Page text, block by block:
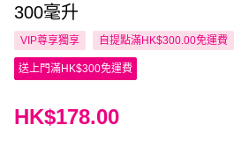
300毫升
VIP尊享獨享 自提點滿HK$300.00免運費
送上門滿HK$300免運費
HK$178.00